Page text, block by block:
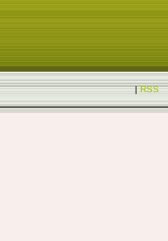
|RSS